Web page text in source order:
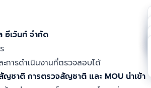
อีเว้นท์ จำกัด
การดำเนินงานที่ตรวจสอบได้
ญชาติ การตรวจสัญชาติ และ MOU นำเข้า